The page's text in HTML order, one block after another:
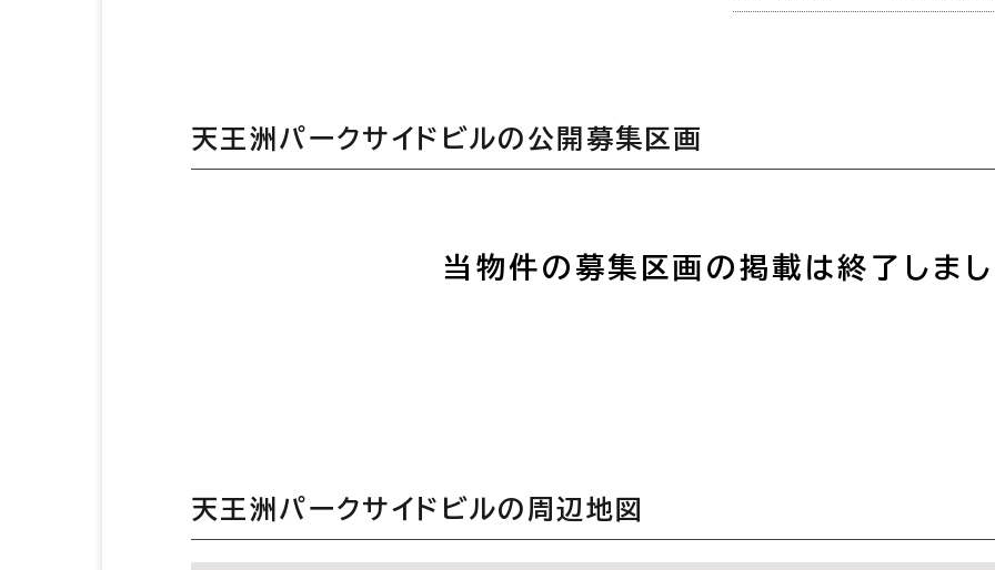
天王洲パークサイドビルの公開募集区画
当物件の募集区画の掲載は終了しまし
天王洲パークサイドビルの周辺地図